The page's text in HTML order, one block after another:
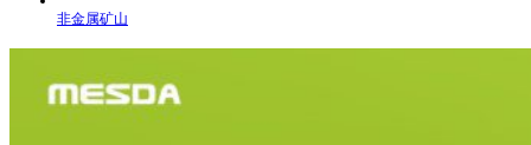
非金属矿山